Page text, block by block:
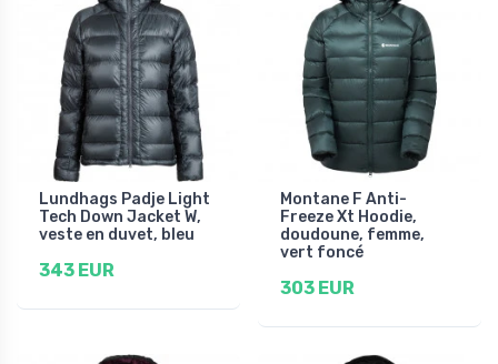
Lundhags Padje Light
Tech Down Jacket W,
veste en duvet, bleu
343 EUR
Montane F Anti-
Freeze Xt Hoodie,
doudoune, femme,
vert foncé
303 EUR